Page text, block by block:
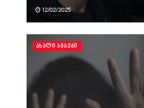
12/02/2025
ᲐᲮᲐᲚᲘ ᲐᲛᲑᲔᲑᲘ